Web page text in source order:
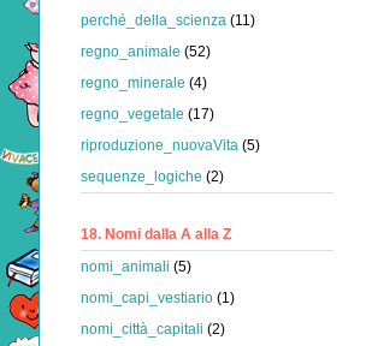
perché_della_scienza (11)
regno_animale (52)
regno_minerale (4)
regno_vegetale (17)
riproduzione_nuovaVita (5)
sequenze_logiche (2)
18. Nomi dalla A alla Z
nomi_animali (5)
nomi_capi_vestiario (1)
nomi_città_capitali (2)